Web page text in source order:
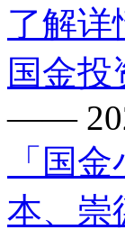
了解详
国金
——
「国
本、崇